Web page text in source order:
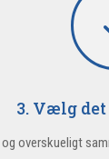
3. Vælg
og overskueligt